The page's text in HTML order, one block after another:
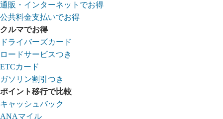
通販・インターネットでお得
公共料金支払いでお得
クルマでお得
ドライバーズカード
ロードサービスつき
ETCカード
ガソリン割引つき
ポイント移行で比較
キャッシュバック
ANAマイル